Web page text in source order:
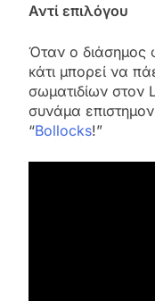
Αντί επιλόγου
Όταν ο διάσημος
κάτι μπορεί να
σωματιδίων στον
συνάμα
“Bollocks!”